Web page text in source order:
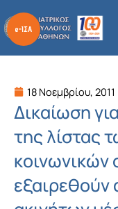
στο
περιεχόμενο
18 Νοεμβρίου, 2011
Δικαίωση
της λίστας
εξαιρεθούν